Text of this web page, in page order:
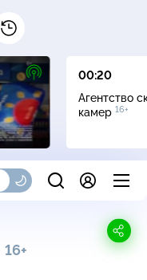
00:20
Агентство
камер 16+
16+